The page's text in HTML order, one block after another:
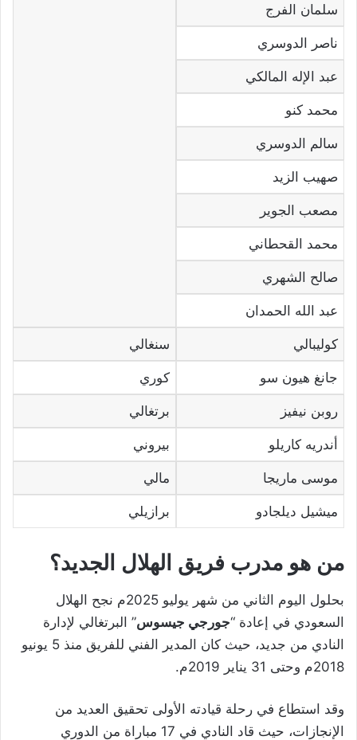
سلمان الفرج
ناصر الدوسري
عبد الإله المالكي
محمد كنو
سالم الدوسري
صهيب الزيد
مصعب الجوير
محمد القحطاني
صالح الشهري
عبد الله الحمدان
كوليبالي سنغالي
جانغ هيون سو كوري
روبن نيفيز برتغالي
أندريه كاريلو بيروني
موسى ماريجا مالي
ميشيل ديلجادو برازيلي
من هو مدرب فريق الهلال الجديد؟
بحلول اليوم الثاني من شهر يوليو 2025م نجح الهلال
السعودي في إعادة “جورجي جيسوس” البرتغالي لإدارة
النادي من جديد، حيث كان المدير الفني للفريق منذ 5 يونيو
2018م وحتى 31 يناير 2019م.
وقد استطاع في رحلة قيادته الأولى تحقيق العديد من
الإنجازات، حيث قاد النادي في 17 مباراة من الدوري